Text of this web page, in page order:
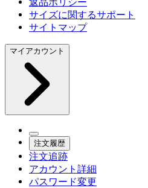
サイズに関するサポート
サイトマップ
マイアカウント
注文履歴
注文追跡
アカウント詳細
パスワード変更